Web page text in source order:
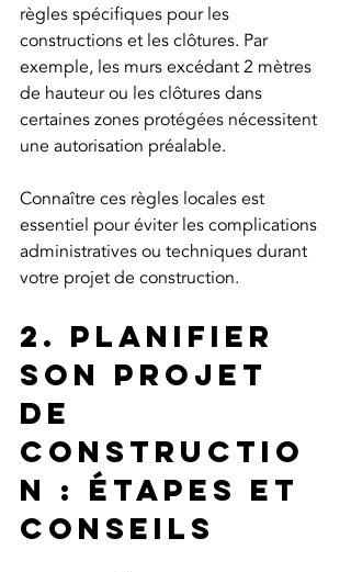
règles spécifiques pour les
constructions et les clôtures. Par
exemple, les murs excédant 2 mètres
de hauteur ou les clôtures dans
certaines zones protégées nécessitent
une autorisation préalable.
Connaître ces règles locales est
essentiel pour éviter les complications
administratives ou techniques durant
votre projet de construction.
2. Planifier
son projet
de
constructio
n : étapes et
conseils